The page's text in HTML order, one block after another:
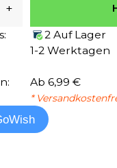
+
2 Auf Lager
1-2 Werktagen
Ab 6,99 €
*